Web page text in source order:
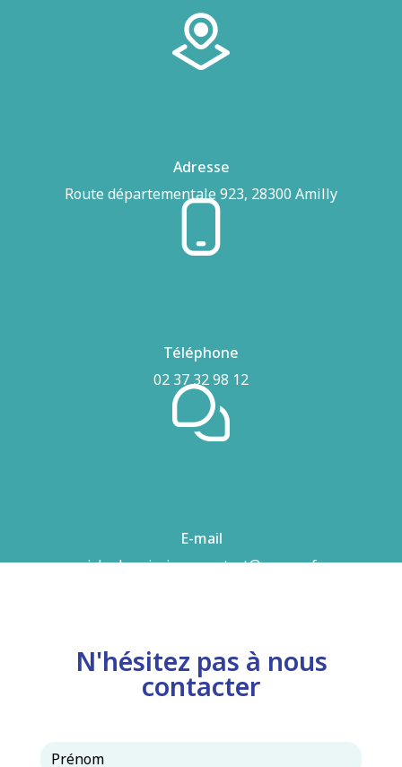
Adresse
Route départementale 923, 28300 Amilly
Téléphone
02 37 32 98 12
E-mail
airhydro.piscines-contact@orange.fr
N'hésitez pas à nous
contacter